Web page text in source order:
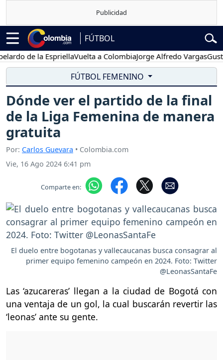
FÚTBOL
de la EspriellaVuelta a ColombiaJorge Alfredo VargasGustavo
FÚTBOL FEMENINO
Dónde ver el partido de la final
de la Liga Femenina de manera
gratuita
Por: Carlos Guevara • Colombia.com
Vie, 16 Ago 2024 6:41 pm
Comparte en:
El duelo entre bogotanas y vallecaucanas busca consagrar al
primer equipo femenino campeón en 2024. Foto: Twitter
@LeonasSantaFe
Las ‘azucareras’ llegan a la ciudad de Bogotá con
una ventaja de un gol, la cual buscarán revertir las
‘leonas’ ante su gente.